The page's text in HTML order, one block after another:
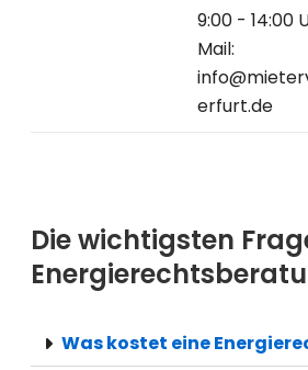
9:00 - 14:00
Mail:
erfurt.de
Die wichtigsten
Was kostet eine